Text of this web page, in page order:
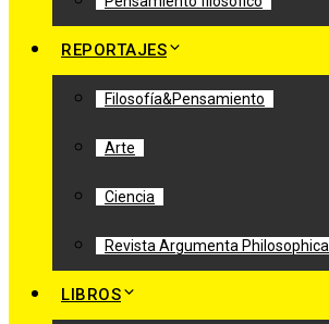
REPORTAJES
Filosofía&Pensamiento
Arte
Ciencia
Revista Argumenta Philosophica
LIBROS